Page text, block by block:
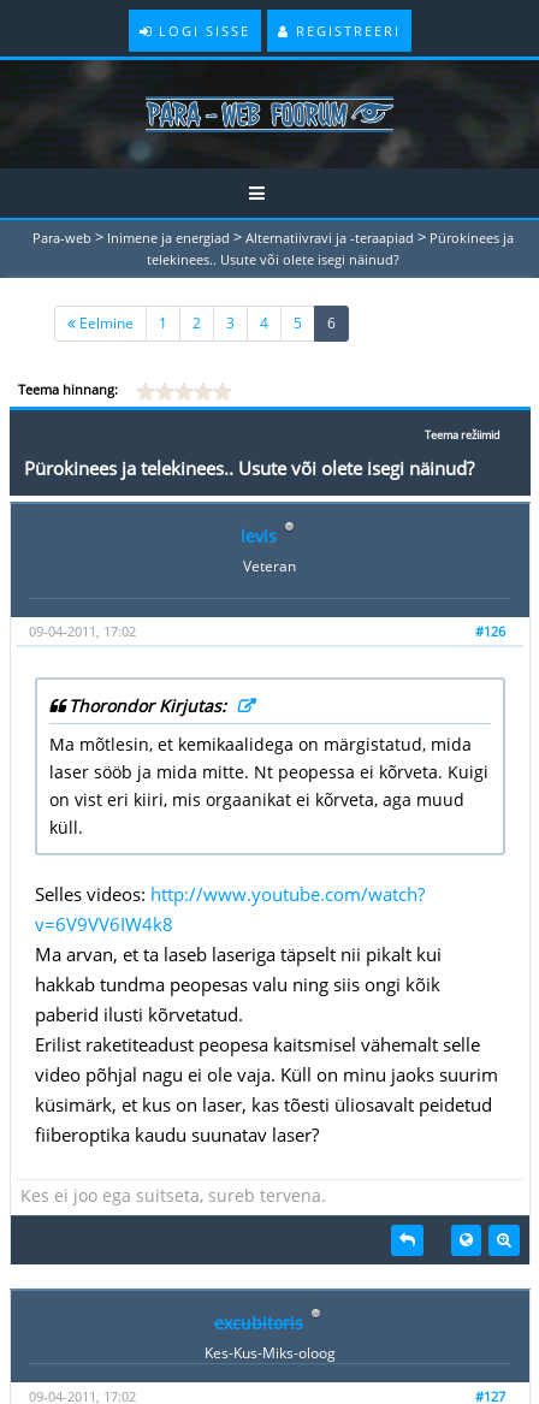
LOGI SISSE REGISTREERI
Para-web > Inimene ja energiad > Alternatiivravi ja -teraapiad > Pürokinees ja
telekinees.. Usute või olete isegi näinud?
Eelmine 1 2 3 4 5 6(current)
Teema hinnang:
Teema režiimid
Pürokinees ja telekinees.. Usute või olete isegi näinud?
levis
Veteran
#126
09-04-2011, 17:02
Thorondor Kirjutas:
Ma mõtlesin, et kemikaalidega on märgistatud, mida
laser sööb ja mida mitte. Nt peopessa ei kõrveta. Kuigi
on vist eri kiiri, mis orgaanikat ei kõrveta, aga muud
küll.
Selles videos: http://www.youtube.com/watch?
v=6V9VV6IW4k8
Ma arvan, et ta laseb laseriga täpselt nii pikalt kui
hakkab tundma peopesas valu ning siis ongi kõik
paberid ilusti kõrvetatud.
Erilist raketiteadust peopesa kaitsmisel vähemalt selle
video põhjal nagu ei ole vaja. Küll on minu jaoks suurim
küsimärk, et kus on laser, kas tõesti üliosavalt peidetud
fiiberoptika kaudu suunatav laser?
Kes ei joo ega suitseta, sureb tervena.
excubitoris
Kes-Kus-Miks-oloog
#127
09-04-2011, 17:02